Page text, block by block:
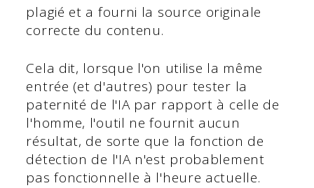
plagié et a fourni la source originale
correcte du contenu.
Cela dit, lorsque l'on utilise la même
entrée (et d'autres) pour tester la
paternité de l'IA par rapport à celle de
l'homme, l'outil ne fournit aucun
résultat, de sorte que la fonction de
détection de l'IA n'est probablement
pas fonctionnelle à l'heure actuelle.